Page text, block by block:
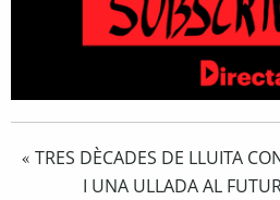
« TRES DÈCADES DE LLUITA
I UNA ULLADA AL